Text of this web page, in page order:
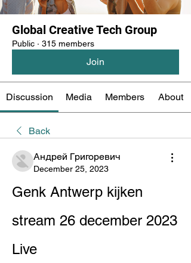
Global Creative Tech Group
Public · 315 members
Join
Discussion Media Members About
Back
Андрей Григоревич
December 25, 2023
Genk Antwerp kijken
stream 26 december 2023
Live